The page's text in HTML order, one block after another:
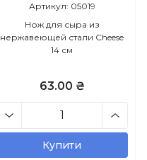
Артикул: 05019
Нож для сыра из
нержавеющей стали Cheese
14 см
63.00 ₴
Купити